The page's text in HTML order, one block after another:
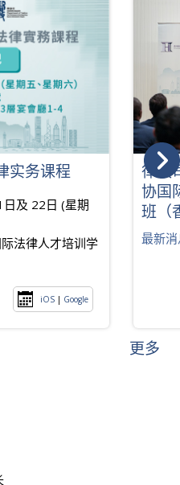
实务课程
及 22日 (星期
法律人才培训学
iOS | Google
律政
协国
班（
最新
更多